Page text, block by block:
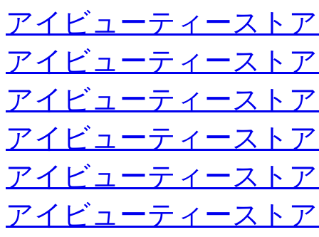
アイビューティースト
アイビューティースト
アイビューティースト
アイビューティースト
アイビューティースト
アイビューティースト